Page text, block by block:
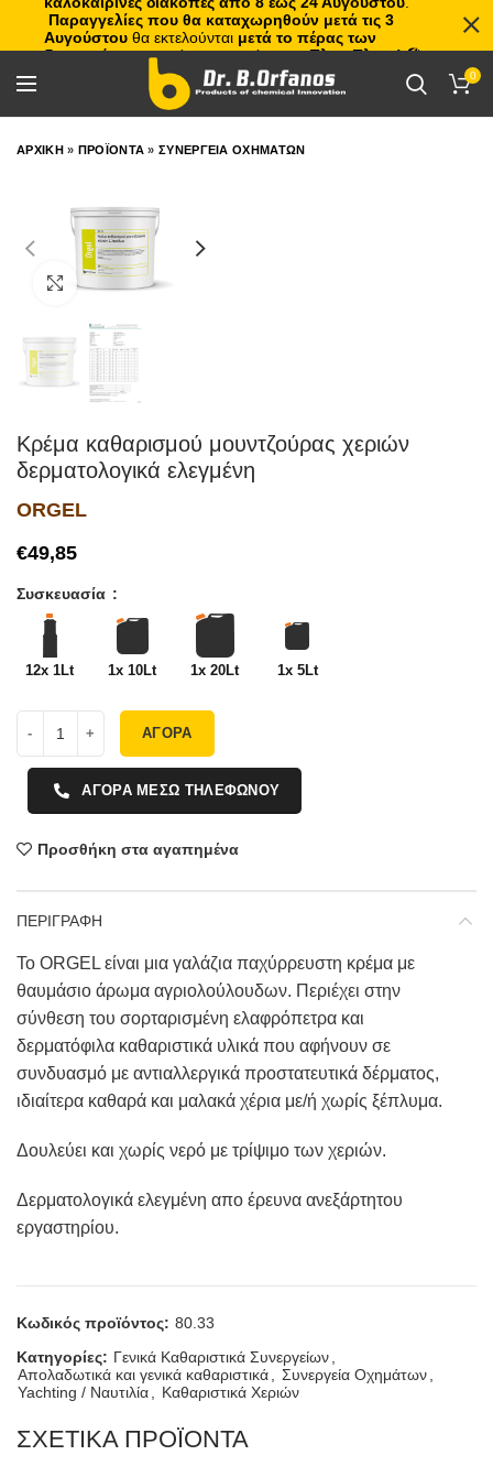
0
ΑΡΧΙΚΗ» ΠΡΟΪΟΝΤΑ »ΣΥΝΕΡΓΕΙΑ ΟΧΗΜΑΤΩΝ
Click to enlarge
Κρέμα καθαρισμού μουντζούρας χεριών
δερματολογικά ελεγμένη
ORGEL
€
Συσκευασία
12x 1Lt 1x 10Lt 1x 20Lt 1x 5Lt
ΑΓΟΡΑ
ΑΓΟΡΑ ΜΕΣΩ ΤΗΛΕΦΩΝΟΥ
Προσθήκη στα αγαπημένα
ΠΕΡΙΓΡΑΦΗ
Το ORGEL είναι μια γαλάζια παχύρρευστη κρέμα με
θαυμάσιο άρωμα αγριολούλουδων. Περιέχει στην
σύνθεση του σορταρισμένη ελαφρόπετρα και
δερματόφιλα καθαριστικά υλικά που αφήνουν σε
συνδυασμό με αντιαλλεργικά προστατευτικά δέρματος,
ιδιαίτερα καθαρά και μαλακά χέρια με/ή χωρίς ξέπλυμα.
Δουλεύει και χωρίς νερό με τρίψιμο των χεριών.
Δερματολογικά ελεγμένη απο έρευνα ανεξάρτητου
εργαστηρίου.
Κωδικός προϊόντος: 80.33
Κατηγορίες: Γενικά Καθαριστικά Συνεργείων,
Απολαδωτικά και γενικά καθαριστικά, Συνεργεία Οχημάτων,
Yachting / Ναυτιλία, Καθαριστικά Χεριών
ΣΧΕΤΙΚΑ ΠΡΟΪΟΝΤΑ
Παραγγελίες που θα καταχωρηθούν μετά τις 3
Αυγούστου θα εκτελούνται μετά το πέρας των
διακοπών, με σειρά προτεραιότητας.Πλιτς Πλατς!🏖️🌊